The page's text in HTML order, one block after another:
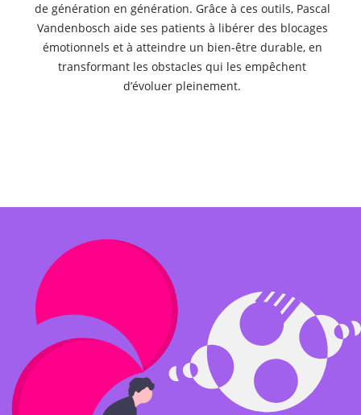
de génération en génération. Grâce à ces outils, Pascal
Vandenbosch aide ses patients à libérer des blocages
émotionnels et à atteindre un bien-être durable, en
transformant les obstacles qui les empêchent
d’évoluer pleinement.